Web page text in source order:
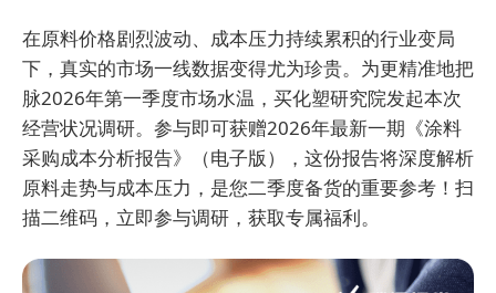
在原料价格剧烈波动、成本压力持续累积的行业变局
下，真实的市场一线数据变得尤为珍贵。为更精准地把
脉2026年第一季度市场水温，买化塑研究院发起本次
经营状况调研。参与即可获赠2026年最新一期《涂料
采购成本分析报告》（电子版），这份报告将深度解析
原料走势与成本压力，是您二季度备货的重要参考！扫
描二维码，立即参与调研，获取专属福利。